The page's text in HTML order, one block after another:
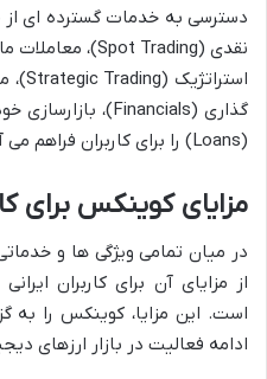
(Loans) را برای کاربران فراهم می آورد.
مزایای کوینکس برای
در میان تمامی ویژگی ها و
از مزایای آن برای کاربران
است. این مزایا، کوینکس را به
ادامه فعالیت در بازار ارزهای